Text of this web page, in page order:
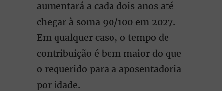
aumentará a cada dois anos até
chegar à soma 90/100 em 2027.
Em qualquer caso, o tempo de
contribuição é bem maior do que
o requerido para a aposentadoria
por idade.